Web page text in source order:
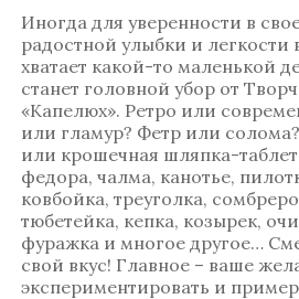
Иногда для уверенности в
радостной улыбки и легкости
хватает какой-то маленькой
станет головной убор от
«Капелюх». Ретро или
или гламур? Фетр или
или крошечная шляпка-
федора, чалма, канотье,
ковбойка, треуголка,
тюбетейка, кепка, козырек,
фуражка и многое другое…
свой вкус! Главное – ваше
экспериментировать и